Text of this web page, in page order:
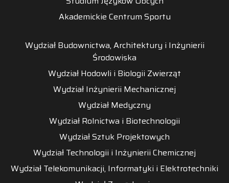
Akademickie Centrum Sportu
Wydział Budownictwa, Architektury i Inżynierii
Środowiska
Wydział Hodowli i Biologii Zwierząt
Wydział Inżynierii Mechanicznej
Wydział Medyczny
Wydział Rolnictwa i Biotechnologii
Wydział Sztuk Projektowych
Wydział Technologii i Inżynierii Chemicznej
Wydział Telekomunikacji, Informatyki i Elektrotechniki